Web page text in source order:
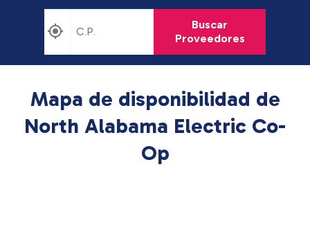
Buscar
Proveedores
Mapa de disponibilidad de
North Alabama Electric Co-
Op